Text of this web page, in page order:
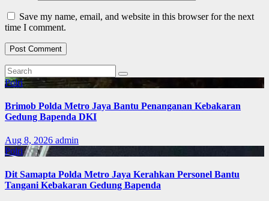
Save my name, email, and website in this browser for the next
time I comment.
Polri
Brimob Polda Metro Jaya Bantu Penanganan Kebakaran
Gedung Bapenda DKI
Aug 8, 2026 admin
Polri
Dit Samapta Polda Metro Jaya Kerahkan Personel Bantu
Tangani Kebakaran Gedung Bapenda